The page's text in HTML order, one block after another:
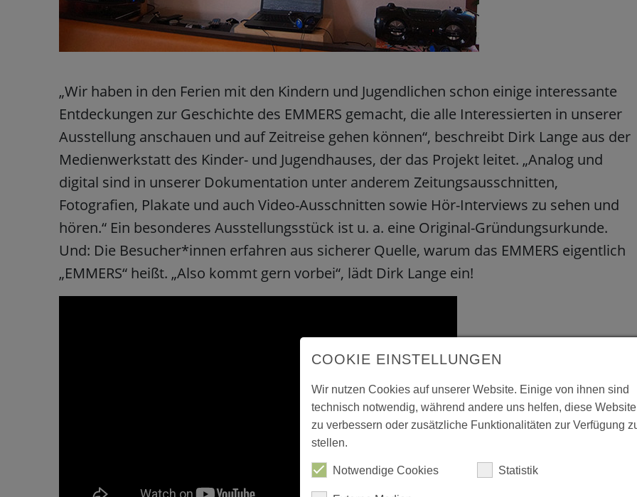
„Wir haben in den Ferien mit den Kindern und Jugendlichen schon einige interessante
Entdeckungen zur Geschichte des EMMERS gemacht, die alle Interessierten in unserer
Ausstellung anschauen und auf Zeitreise gehen können“, beschreibt Dirk Lange aus der
Medienwerkstatt des Kinder- und Jugendhauses, der das Projekt leitet. „Analog und
digital sind in unserer Dokumentation unter anderem Zeitungsausschnitten,
Fotografien, Plakate und auch Video-Ausschnitten sowie Hör-Interviews zu sehen und
hören.“ Ein besonderes Ausstellungsstück ist u. a. eine Original-Gründungsurkunde.
Und: Die Besucher*innen erfahren aus sicherer Quelle, warum das EMMERS eigentlich
„EMMERS“ heißt. „Also kommt gern vorbei“, lädt Dirk Lange ein!
COOKIE EINSTELLUNGEN
Wir nutzen Cookies auf unserer Website. Einige von ihnen sind
technisch notwendig, während andere uns helfen, diese Website
zu verbessern oder zusätzliche Funktionalitäten zur Verfügung
stellen.
Notwendige Cookies Statistik